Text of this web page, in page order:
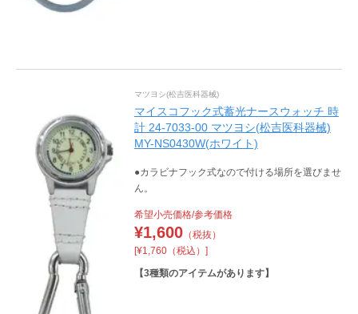
マツヨシ(松吉医科器械)
マイスコフック式蓄光ナースウォッチ 時
計 24-7033-00 マツヨシ(松吉医科器械)
MY-NS0430W(ホワイト)
●カラビナフック式なので付ける場所を選びませ
ん。
希望小売価格/参考価格
¥1,600（税抜）
[¥1,760（税込）]
【3種類のアイテムがあります】